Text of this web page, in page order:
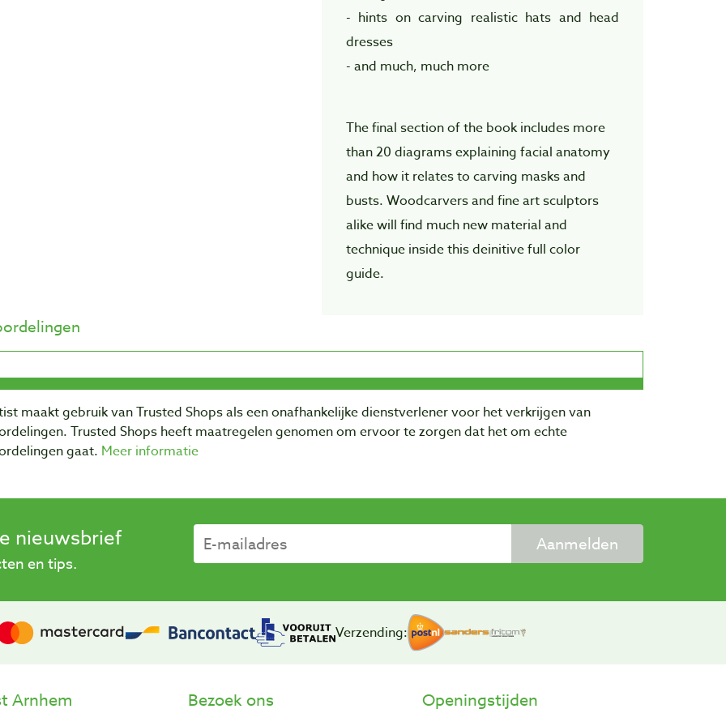
- hints on carving realistic hats and head
dresses
- and much, much more
The final section of the book includes more
than 20 diagrams explaining facial anatomy
and how it relates to carving masks and
busts. Woodcarvers and fine art sculptors
alike will find much new material and
technique inside this deinitive full color
guide.
maakt gebruik van Trusted Shops als een onafhankelijke dienstverlener voor het verkrijgen van
Trusted Shops heeft maatregelen genomen om ervoor te zorgen dat het om echte
gaat. Meer informatie
nieuwsbrief
en tips.
Aanmelden
Verzending:
Arnhem Bezoek ons Openingstijden